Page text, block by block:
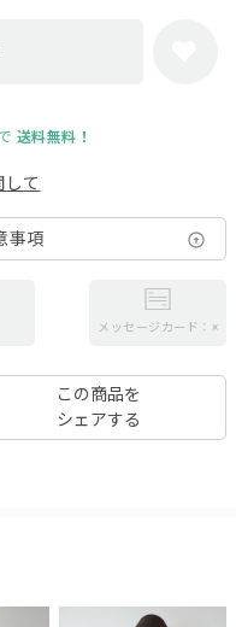
送料無料！
して
事項
メッセージカード：×
この商品を
シェアする